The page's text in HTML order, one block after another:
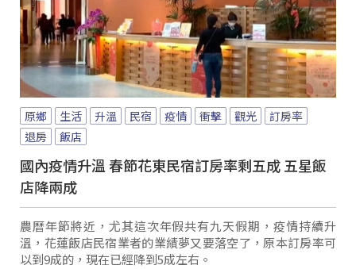
原鄉 生活 升溫 民宿 疫情 衝擊 觀光
訂房率
退房
飯店
國內疫情升溫 春節花東民宿訂房率剩五成 五星飯
店降兩成
農曆年節將近，尤其這次年假共有九天假期，疫情持續升
溫，花蓮飯店民宿業者的業績夢又要落空了，原本訂房率可
以到9成的，現在已經降到5成左右。